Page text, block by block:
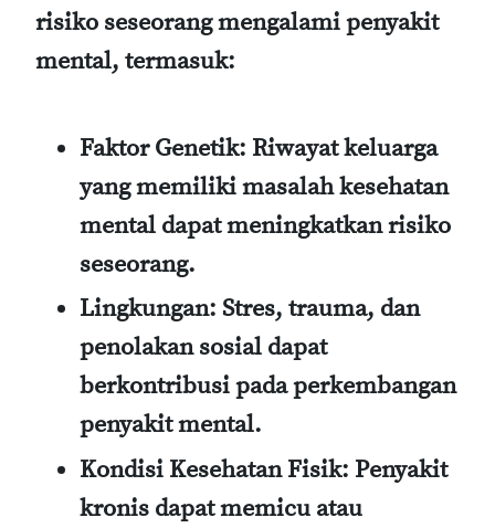
risiko seseorang mengalami penyakit
mental, termasuk:
Faktor Genetik: Riwayat keluarga
yang memiliki masalah kesehatan
mental dapat meningkatkan risiko
seseorang.
Lingkungan: Stres, trauma, dan
penolakan sosial dapat
berkontribusi pada perkembangan
penyakit mental.
Kondisi Kesehatan Fisik: Penyakit
kronis dapat memicu atau